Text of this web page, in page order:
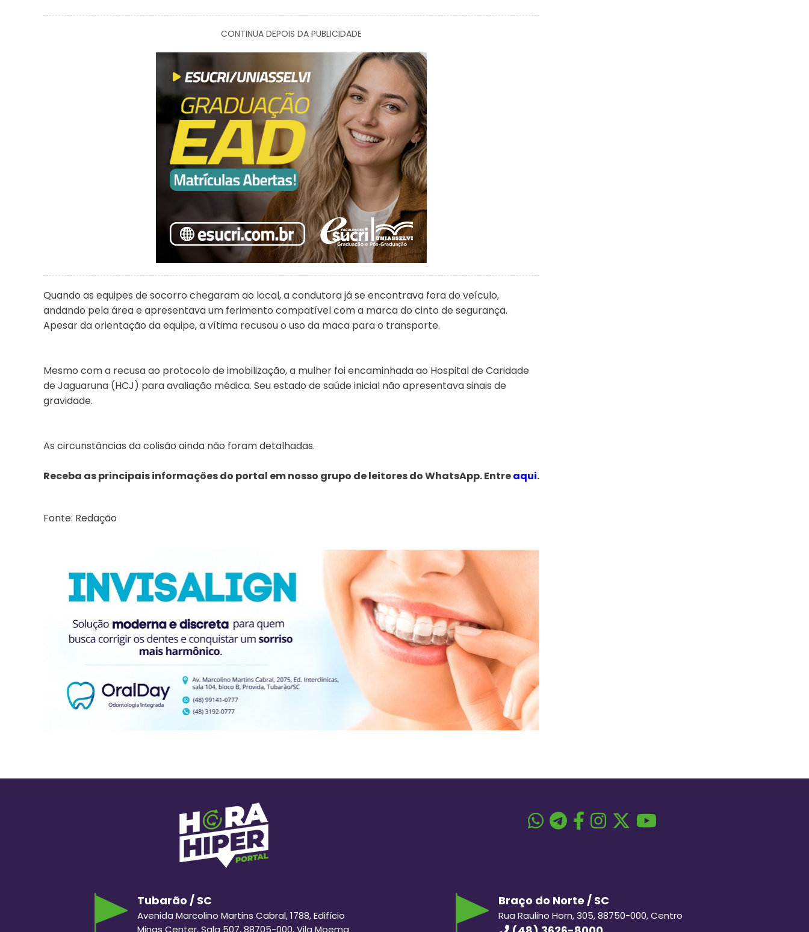
CONTINUA DEPOIS DA PUBLICIDADE
Quando as equipes de socorro chegaram ao local, a condutora já se encontrava fora do veículo,
andando pela área e apresentava um ferimento compatível com a marca do cinto de segurança.
Apesar da orientação da equipe, a vítima recusou o uso da maca para o transporte.
Mesmo com a recusa ao protocolo de imobilização, a mulher foi encaminhada ao Hospital de Caridade
de Jaguaruna (HCJ) para avaliação médica. Seu estado de saúde inicial não apresentava sinais de
gravidade.
As circunstâncias da colisão ainda não foram detalhadas.
Receba as principais informações do portal em nosso grupo de leitores do WhatsApp. Entreaqui.
Fonte: Redação
Tubarão / SC
Avenida Marcolino Martins Cabral, 1788, Edifício
Minas Center, Sala 507, 88705-000, Vila Moema
Braço do Norte / SC
Rua Raulino Horn, 305, 88750-000, Centro